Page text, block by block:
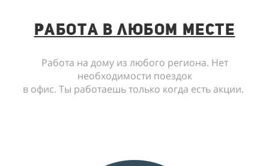
Работа в любом месте
Работа на дому из любого региона. Нет
необходимости поездок
в офис. Ты работаешь только когда есть акции.